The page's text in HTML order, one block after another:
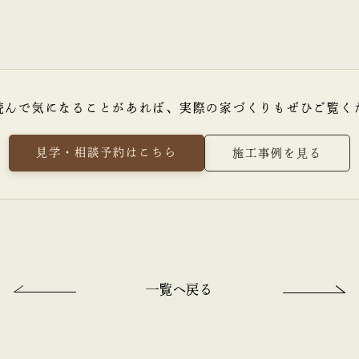
んで気になることがあれば、 実際の家づくりもぜひご覧く
見学・相談予約はこちら 施工事例を見る
一覧へ戻る